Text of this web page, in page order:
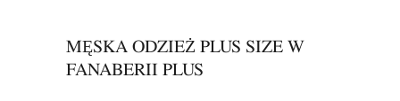
MĘSKA ODZIEŻ PLUS SIZE W
FANABERII PLUS